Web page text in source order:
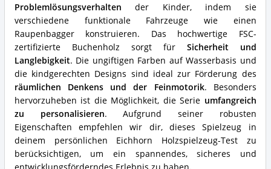
Problemlösungsverhalten der Kinder, indem sie
verschiedene funktionale Fahrzeuge wie einen
Raupenbagger konstruieren. Das hochwertige FSC-
zertifizierte Buchenholz sorgt für Sicherheit und
Langlebigkeit. Die ungiftigen Farben auf Wasserbasis und
die kindgerechten Designs sind ideal zur Förderung des
räumlichen Denkens und der Feinmotorik. Besonders
hervorzuheben ist die Möglichkeit, die Serie umfangreich
zu personalisieren. Aufgrund seiner robusten
Eigenschaften empfehlen wir dir, dieses Spielzeug in
deinem persönlichen Eichhorn Holzspielzeug-Test zu
berücksichtigen, um ein spannendes, sicheres und